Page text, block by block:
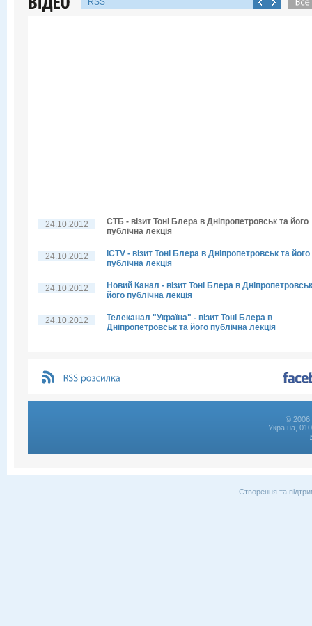
RSS
24.10.2012
СТБ - візит Тоні Блера в Дніпропетровськ та його
публічна лекція
24.10.2012
ICTV - візит Тоні Блера в Дніпропетровськ та його
публічна лекція
24.10.2012
Новий Канал - візит Тоні Блера в
його публічна лекція
24.10.2012
Телеканал "Україна" - візит Тоні Блера в
Дніпропетровськ та його публічна лекція
© 2006
Україна,
Створення та